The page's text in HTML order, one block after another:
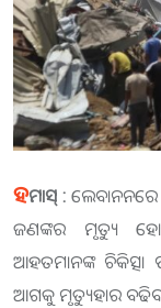
ହମାସ୍ : ଲେବାନନରେ
ଜଣଙ୍କର ମୃତ୍ୟୁ
ଆହତମାନଙ୍କ ଚିକିତ୍ସା
ଆଗକୁ ମୃତ୍ୟୁହାର